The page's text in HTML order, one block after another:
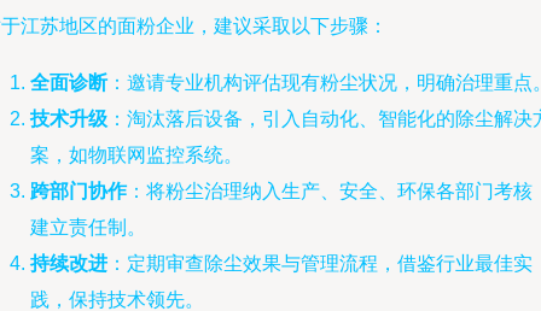
江苏地区的面粉企业，建议采取以下步骤：
全面诊断：邀请专业机构评估现有粉尘状况，明确治理重点
技术升级 ：淘汰落后设备，引入自动化、智能化的除尘解决
案，如物联网监控系统。
跨部门协作：将粉尘治理纳入生产、安全、环保各部门考核
建立责任制。
持续改进 ：定期审查除尘效果与管理流程，借鉴行业最佳实
践，保持技术领先。